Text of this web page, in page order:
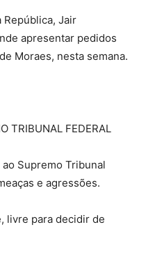
Jair
apresentar pedidos
Moraes, nesta semana.
TRIBUNAL FEDERAL
Supremo Tribunal
e agressões.
livre para decidir de